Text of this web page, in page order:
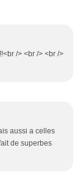
/> <br /> <br />
aussi a celles
de superbes